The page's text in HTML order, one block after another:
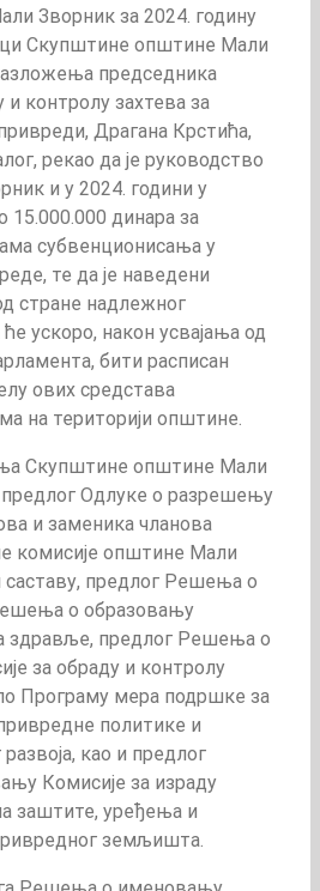
Зворник за 2024. годину
Скупштине општине Мали
председника
и контролу захтева за
Драгана Крстића,
рекао да је руководство
и у 2024. години у
15.000.000 динара за
субвенционисања у
те да је наведени
стране надлежног
ускоро, након усвајања од
бити расписан
ових средстава
на територији општине.
Скупштине општине Мали
предлог Одлуке о разрешењу
и заменика чланова
комисије општине Мали
предлог Решења о
о образовању
здравље, предлог Решења о
за обраду и контролу
Програму мера подршке за
политике и
као и предлог
Комисије за израду
заштите, уређења и
земљишта.